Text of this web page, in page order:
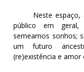
Neste espaço,
público em geral,
semeamos sonhos;
um futuro
(re)existência e amor